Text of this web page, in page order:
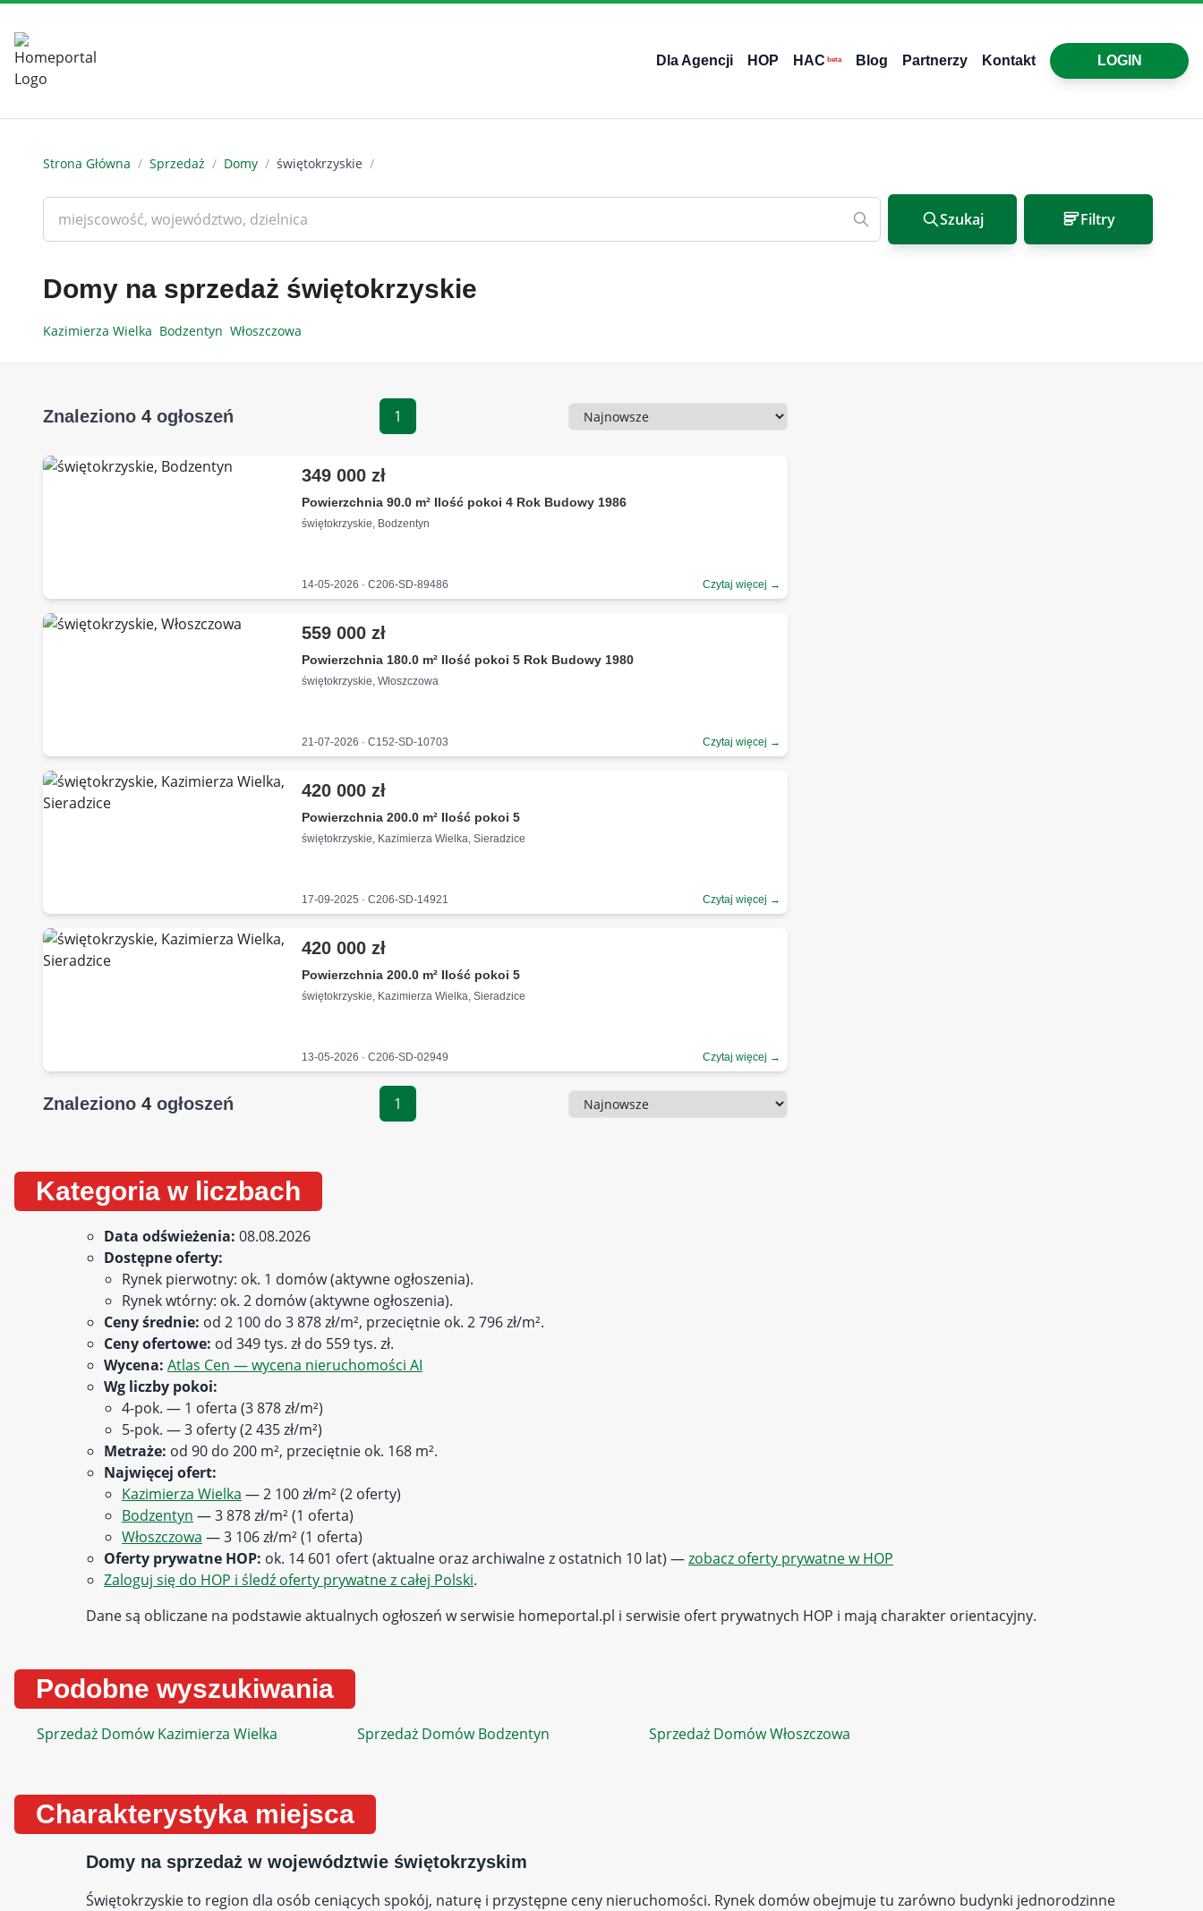
Dla Agencji HOP HAC beta Blog Partnerzy Kontakt LOGIN
Strona Główna / Sprzedaż / Domy / świętokrzyskie /
Szukaj Filtry
Domy na sprzedaż świętokrzyskie
Kazimierza Wielka Bodzentyn Włoszczowa
Znaleziono 4 ogłoszeń 1 Sortowanie
349 000 zł
Powierzchnia 90.0 m² Ilość pokoi 4 Rok Budowy 1986
świętokrzyskie, Bodzentyn
14-05-2026 · C206-SD-89486 Czytaj więcej →
559 000 zł
Powierzchnia 180.0 m² Ilość pokoi 5 Rok Budowy 1980
świętokrzyskie, Włoszczowa
21-07-2026 · C152-SD-10703 Czytaj więcej →
420 000 zł
Powierzchnia 200.0 m² Ilość pokoi 5
świętokrzyskie, Kazimierza Wielka, Sieradzice
17-09-2025 · C206-SD-14921 Czytaj więcej →
420 000 zł
Powierzchnia 200.0 m² Ilość pokoi 5
świętokrzyskie, Kazimierza Wielka, Sieradzice
13-05-2026 · C206-SD-02949 Czytaj więcej →
Znaleziono 4 ogłoszeń 1 Sortowanie
Kategoria w liczbach
Data odświeżenia: 08.08.2026
Dostępne oferty:
Rynek pierwotny: ok. 1 domów (aktywne ogłoszenia).
Rynek wtórny: ok. 2 domów (aktywne ogłoszenia).
Ceny średnie: od 2 100 do 3 878 zł/m², przeciętnie ok. 2 796 zł/m².
Ceny ofertowe: od 349 tys. zł do 559 tys. zł.
Wycena: Atlas Cen — wycena nieruchomości AI
Wg liczby pokoi:
4-pok. — 1 oferta (3 878 zł/m²)
5-pok. — 3 oferty (2 435 zł/m²)
Metraże: od 90 do 200 m², przeciętnie ok. 168 m².
Najwięcej ofert:
Kazimierza Wielka — 2 100 zł/m² (2 oferty)
Bodzentyn — 3 878 zł/m² (1 oferta)
Włoszczowa — 3 106 zł/m² (1 oferta)
Oferty prywatne HOP: ok. 14 601 ofert (aktualne oraz archiwalne z ostatnich 10 lat) —zobacz oferty prywatne w HOP
Zaloguj się do HOP i śledź oferty prywatne z całej Polski.
Dane są obliczane na podstawie aktualnych ogłoszeń w serwisie homeportal.pl i serwisie ofert prywatnych HOP i mają charakter orientacyjny.
Podobne wyszukiwania
Sprzedaż Domów Kazimierza Wielka Sprzedaż Domów Bodzentyn Sprzedaż Domów Włoszczowa
Charakterystyka miejsca
Domy na sprzedaż w województwie świętokrzyskim
Świętokrzyskie to region dla osób ceniących spokój, naturę i przystępne ceny nieruchomości. Rynek domów obejmuje tu zarówno budynki jednorodzinne